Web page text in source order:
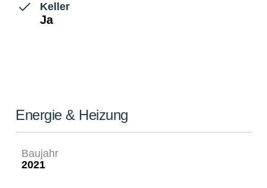
Keller
Ja
Energie & Heizung
Baujahr
2021